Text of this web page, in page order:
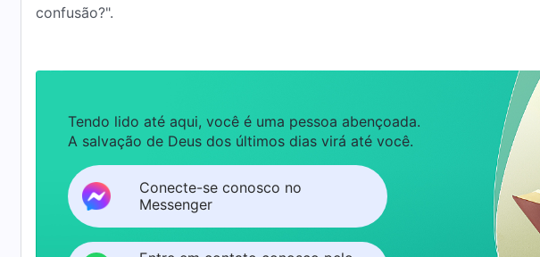
confusão?".
Tendo lido até aqui, você é uma pessoa abençoada.
A salvação de Deus dos últimos dias virá até você.
Conecte-se conosco no
Messenger